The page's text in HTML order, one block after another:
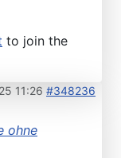
to join the
11:26 #348236
ohne